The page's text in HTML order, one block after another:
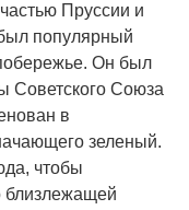
Пруссии и
популярный
Он был
Советского Союза
в
зеленый.
чтобы
близлежащей